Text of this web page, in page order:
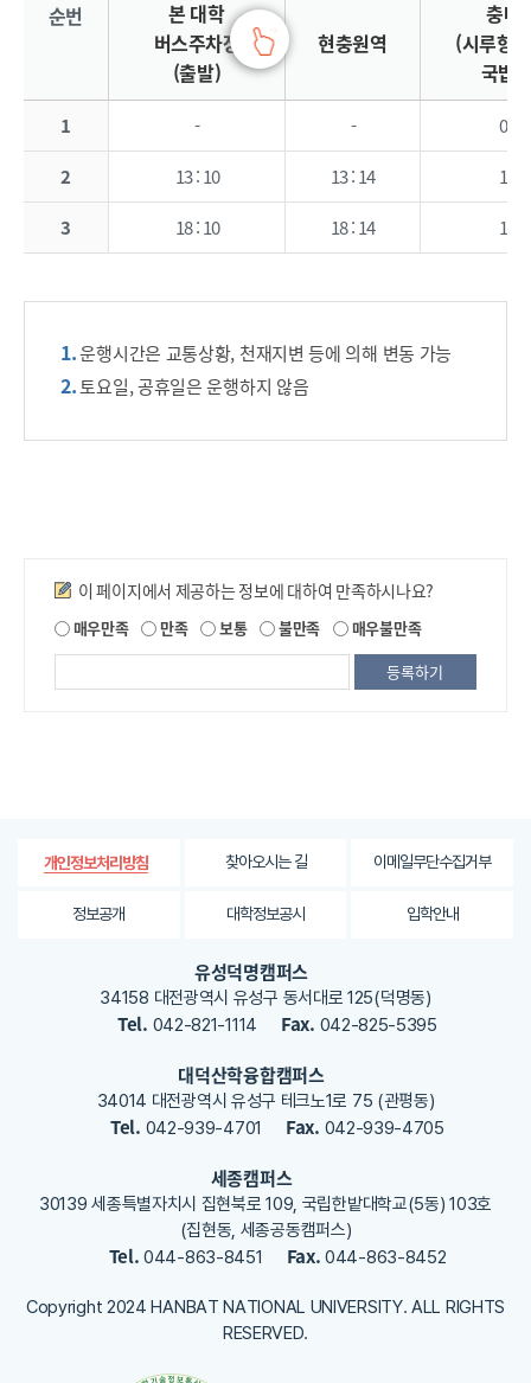
순번
본 대학
버스주차장
(출발)
현충원역
충대
(시루향
국밥
1 - - 08 :
2 13 : 10 13 : 14 13 :
3 18 : 10 18 : 14 18 :
운행시간은 교통상황, 천재지변 등에 의해 변동 가능
토요일, 공휴일은 운행하지 않음
만족도조사
이 페이지에서 제공하는 정보에 대하여 만족하시나요?
매우만족 만족 보통 불만족 매우불만족
되
는
가
용
해
주
개인정보처리방침 찾아오시는 길 이메일무단수집거부
정보공개 대학정보공시 입학안내
유성덕명캠퍼스
34158 대전광역시 유성구 동서대로 125(덕명동)
Tel. 042-821-1114 Fax. 042-825-5395
대덕산학융합캠퍼스
34014 대전광역시 유성구 테크노1로 75 (관평동)
Tel. 042-939-4701 Fax. 042-939-4705
세종캠퍼스
30139 세종특별자치시 집현북로 109, 국립한밭대학교(5동) 103호
(집현동, 세종공동캠퍼스)
Tel.044-863-8451 Fax. 044-863-8452
Copyright 2024 HANBAT NATIONAL UNIVERSITY. ALL RIGHTS
RESERVED.